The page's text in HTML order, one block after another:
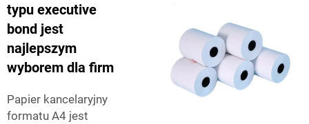
typu executive
bond jest
najlepszym
wyborem dla firm
Papier kancelaryjny
formatu A4 jest